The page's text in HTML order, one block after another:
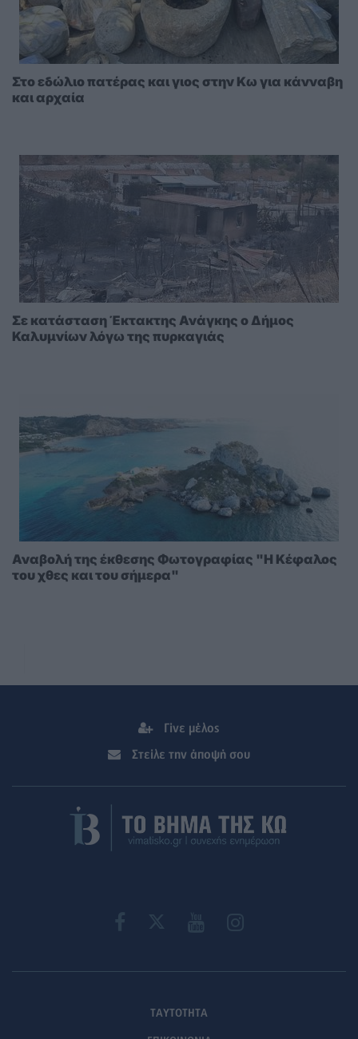
Στο εδώλιο πατέρας και γιος στην Κω για κάνναβη
και αρχαία
Σε κατάσταση Έκτακτης Ανάγκης ο Δήμος
Καλυμνίων λόγω της πυρκαγιάς
Αναβολή της έκθεσης Φωτογραφίας "Η Κέφαλος
του χθες και του σήμερα"
Γίνε μέλος
Στείλε την άποψή σου
ΤΑΥΤΟΤΗΤΑ